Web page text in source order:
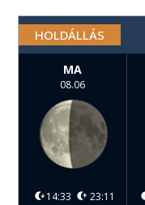
HOLDÁLLÁS
MA
08.06
14:33 23:11